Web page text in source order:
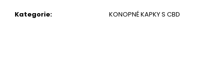
Kategorie: KONOPNÉ KAPKY S CBD